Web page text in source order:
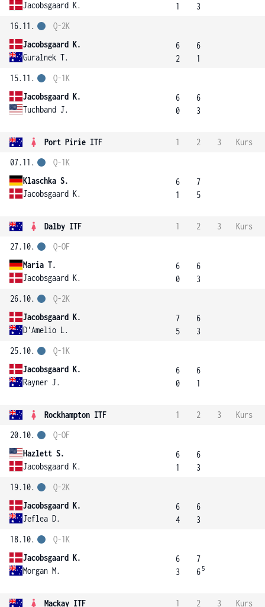
Jacobsgaard K.
1
3
16.11.
Jacobsgaard K.
Guralnek T.
Q-2K
6
2
6
1
15.11.
Jacobsgaard K.
Tuchband J.
Q-1K
6
0
6
3
Port Pirie ITF 1 2 3
Kurs
07.11.
Klaschka S.
Jacobsgaard K.
Q-1K
6
1
7
5
Dalby ITF 1 2 3
Kurs
27.10.
Maria T.
Jacobsgaard K.
Q-OF
6
0
6
3
26.10.
Jacobsgaard K.
D'Amelio L.
Q-2K
7
5
6
3
25.10.
Jacobsgaard K.
Rayner J.
Q-1K
6
0
6
1
Rockhampton ITF 1 2 3
Kurs
20.10.
Hazlett S.
Jacobsgaard K.
Q-OF
6
1
6
3
19.10.
Jacobsgaard K.
Jeflea D.
Q-2K
6
4
6
3
18.10.
Jacobsgaard K.
Morgan M.
Q-1K
6
3
7
6 5
Mackay ITF 1 2 3 Kurs